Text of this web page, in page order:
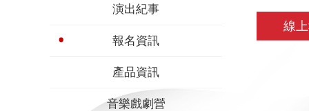
演出紀事
報名資訊
產品資訊
音樂戲劇營
線